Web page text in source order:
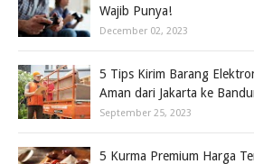
Wajib Punya!
December 02, 2023
5 Tips Kirim Barang
Aman dari Jakarta ke
September 25, 2023
5 Kurma Premium Harga